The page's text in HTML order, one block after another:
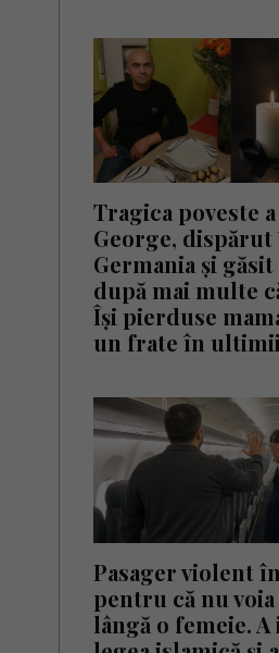
Tragica poveste
George, dispărut
Germania și
după mai multe
Își pierduse
un frate în
Pasager violent
pentru că nu voia
lângă o femeie.